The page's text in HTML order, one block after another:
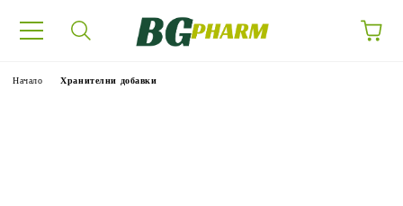
Начало Хранителни добавки